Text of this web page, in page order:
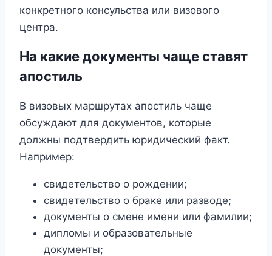
конкретного консульства или визового
центра.
На какие документы чаще ставят
апостиль
В визовых маршрутах апостиль чаще
обсуждают для документов, которые
должны подтвердить юридический факт.
Например:
свидетельство о рождении;
свидетельство о браке или разводе;
документы о смене имени или фамилии;
дипломы и образовательные
документы;